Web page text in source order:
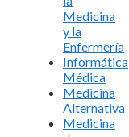
Medicina
y la
Enfermería
Informática
Médica
Medicina
Alternativa
Medicina